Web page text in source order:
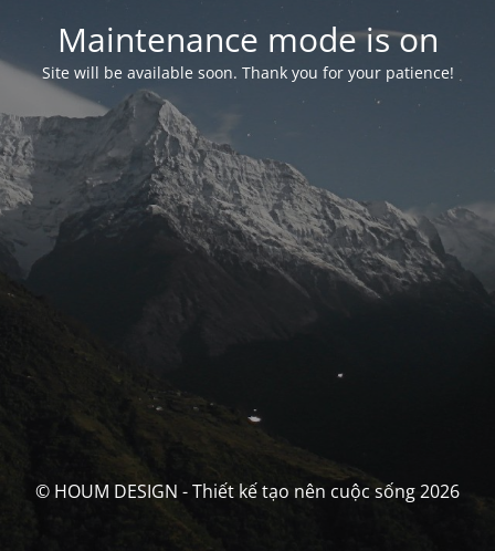
Maintenance mode is on
Site will be available soon. Thank you for your patience!
© HOUM DESIGN - Thiết kế tạo nên cuộc sống 2026